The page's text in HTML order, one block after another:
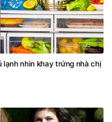
lạnh nhìn khay trứng nhà chị